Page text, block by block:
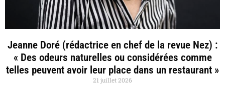
Jeanne Doré (rédactrice en chef de la revue Nez) :
« Des odeurs naturelles ou considérées comme
telles peuvent avoir leur place dans un restaurant »
21 juillet 2026